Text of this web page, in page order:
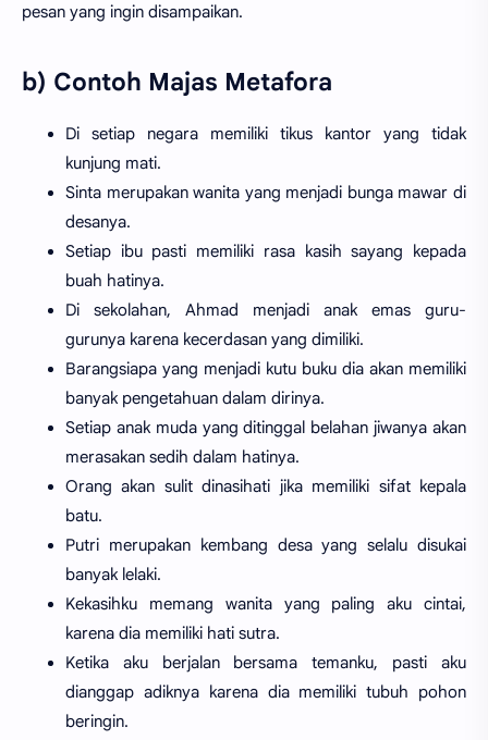
pesan yang ingin disampaikan.
b) Contoh Majas Metafora
Di setiap negara memiliki tikus kantor yang tidak
kunjung mati.
Sinta merupakan wanita yang menjadi bunga mawar di
desanya.
Setiap ibu pasti memiliki rasa kasih sayang kepada
buah hatinya.
Di sekolahan, Ahmad menjadi anak emas guru-
gurunya karena kecerdasan yang dimiliki.
Barangsiapa yang menjadi kutu buku dia akan memiliki
banyak pengetahuan dalam dirinya.
Setiap anak muda yang ditinggal belahan jiwanya akan
merasakan sedih dalam hatinya.
Orang akan sulit dinasihati jika memiliki sifat kepala
batu.
Putri merupakan kembang desa yang selalu disukai
banyak lelaki.
Kekasihku memang wanita yang paling aku cintai,
karena dia memiliki hati sutra.
Ketika aku berjalan bersama temanku, pasti aku
dianggap adiknya karena dia memiliki tubuh pohon
beringin.